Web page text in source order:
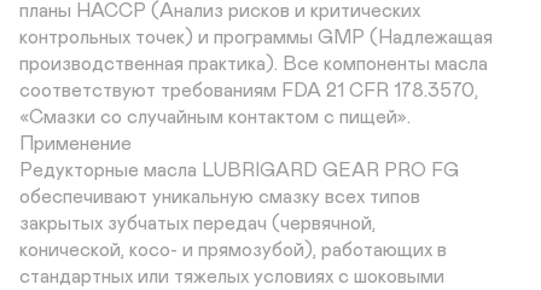
планы HACCP (Анализ рисков и критических
контрольных точек) и программы GMP (Надлежащая
производственная практика). Все компоненты масла
соответствуют требованиям FDA 21 CFR 178.3570,
«Смазки со случайным контактом с пищей».
Применение
Редукторные масла LUBRIGARD GEAR PRO FG
обеспечивают уникальную смазку всех типов
закрытых зубчатых передач (червячной,
конической, косо- и прямозубой), работающих в
стандартных или тяжелых условиях с шоковыми